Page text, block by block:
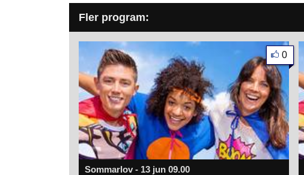
Fler program:
Sommarlov - 13 jun 09.00
0